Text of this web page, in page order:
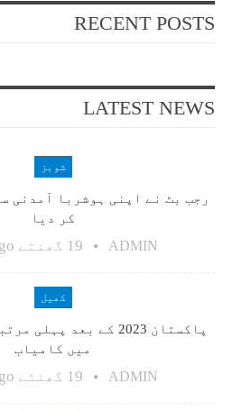
RECENT POSTS
LATEST NEWS
شوبز
رجب بٹ نے اپنی ہوشربا آمدنی
کر دیا
ADMIN 19 گھنٹے ago
کھیل
پاکستان 2023 کے بعد
میں کامیاب
ADMIN 19 گھنٹے ago